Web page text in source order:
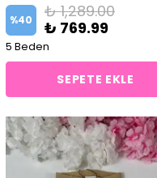
Bugün0 adetsatıldı
%40
₺ 1,289.00
₺ 769.99
5 Beden
SEPETE EKLE